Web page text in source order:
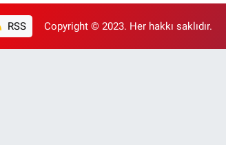
RSS Copyright © 2023. Her hakkı saklıdır.